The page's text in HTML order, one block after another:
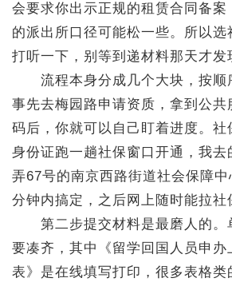
会要求你出示正规的租赁合同备案
的派出所口径可能松一些。所以
打听一下，别等到递材料那天才发
流程本身分成几个大块，按顺
事先去梅园路申请资质，拿到公共
码后，你就可以自己盯着进度。社
身份证跑一趟社保窗口开通，我去
弄67号的南京西路街道社会保障
分钟内搞定，之后网上随时能拉社
第二步提交材料是最磨人的。
要凑齐，其中《留学回国人员申办
表》是在线填写打印，很多表格类